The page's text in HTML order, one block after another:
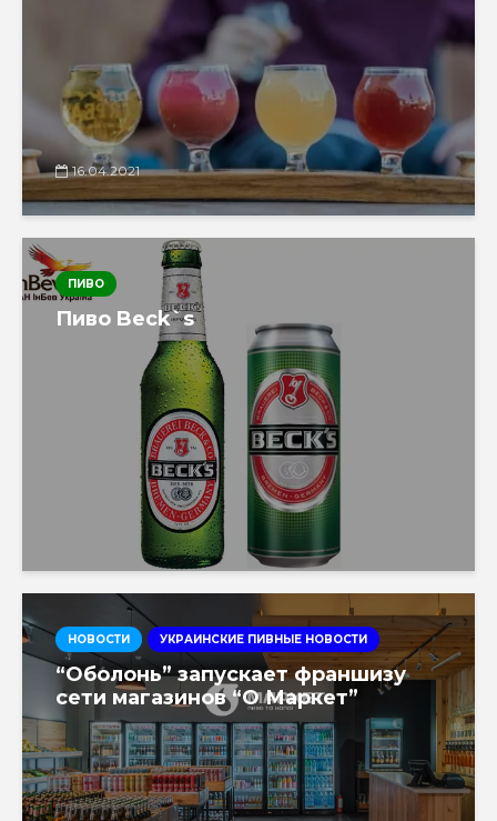
16.04.2021
ПИВО
Пиво Beck`s
НОВОСТИ УКРАИНСКИЕ ПИВНЫЕ НОВОСТИ
“Оболонь” запускает франшизу
сети магазинов “О Маркет”